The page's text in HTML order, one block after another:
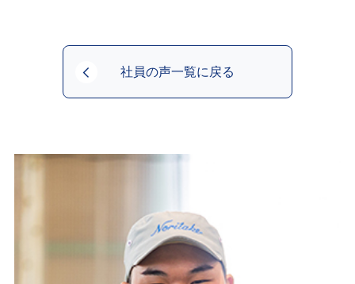
社員の声一覧に戻る